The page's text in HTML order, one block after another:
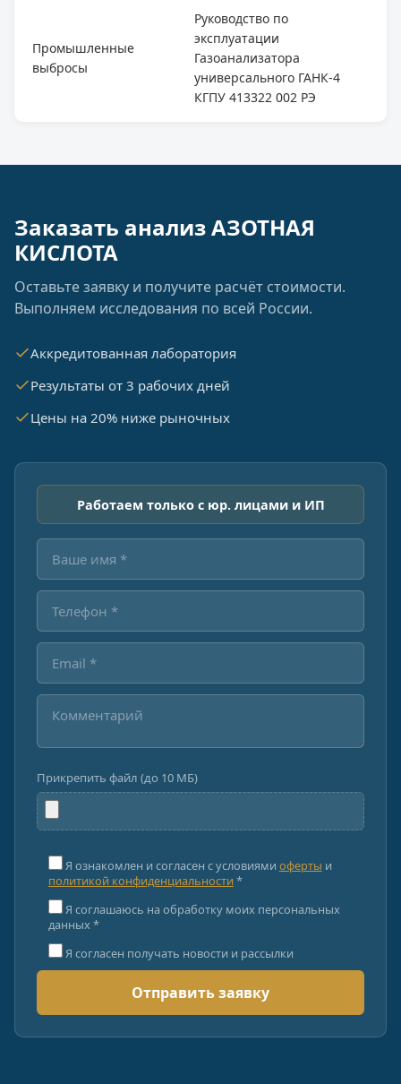
Промышленные
выбросы
Руководство по
эксплуатации
Газоанализатора
универсального ГАНК-4
КГПУ 413322 002 РЭ
Заказать анализ АЗОТНАЯ
КИСЛОТА
Оставьте заявку и получите расчёт стоимости.
Выполняем исследования по всей России.
Аккредитованная лаборатория
Результаты от 3 рабочих дней
Цены на 20% ниже рыночных
Работаем только с юр. лицами и ИП
Прикрепить файл (до 10 МБ)
Я ознакомлен и согласен с условиями оферты и
политикой конфиденциальности *
Я соглашаюсь на обработку моих персональных
данных *
Я согласен получать новости и рассылки